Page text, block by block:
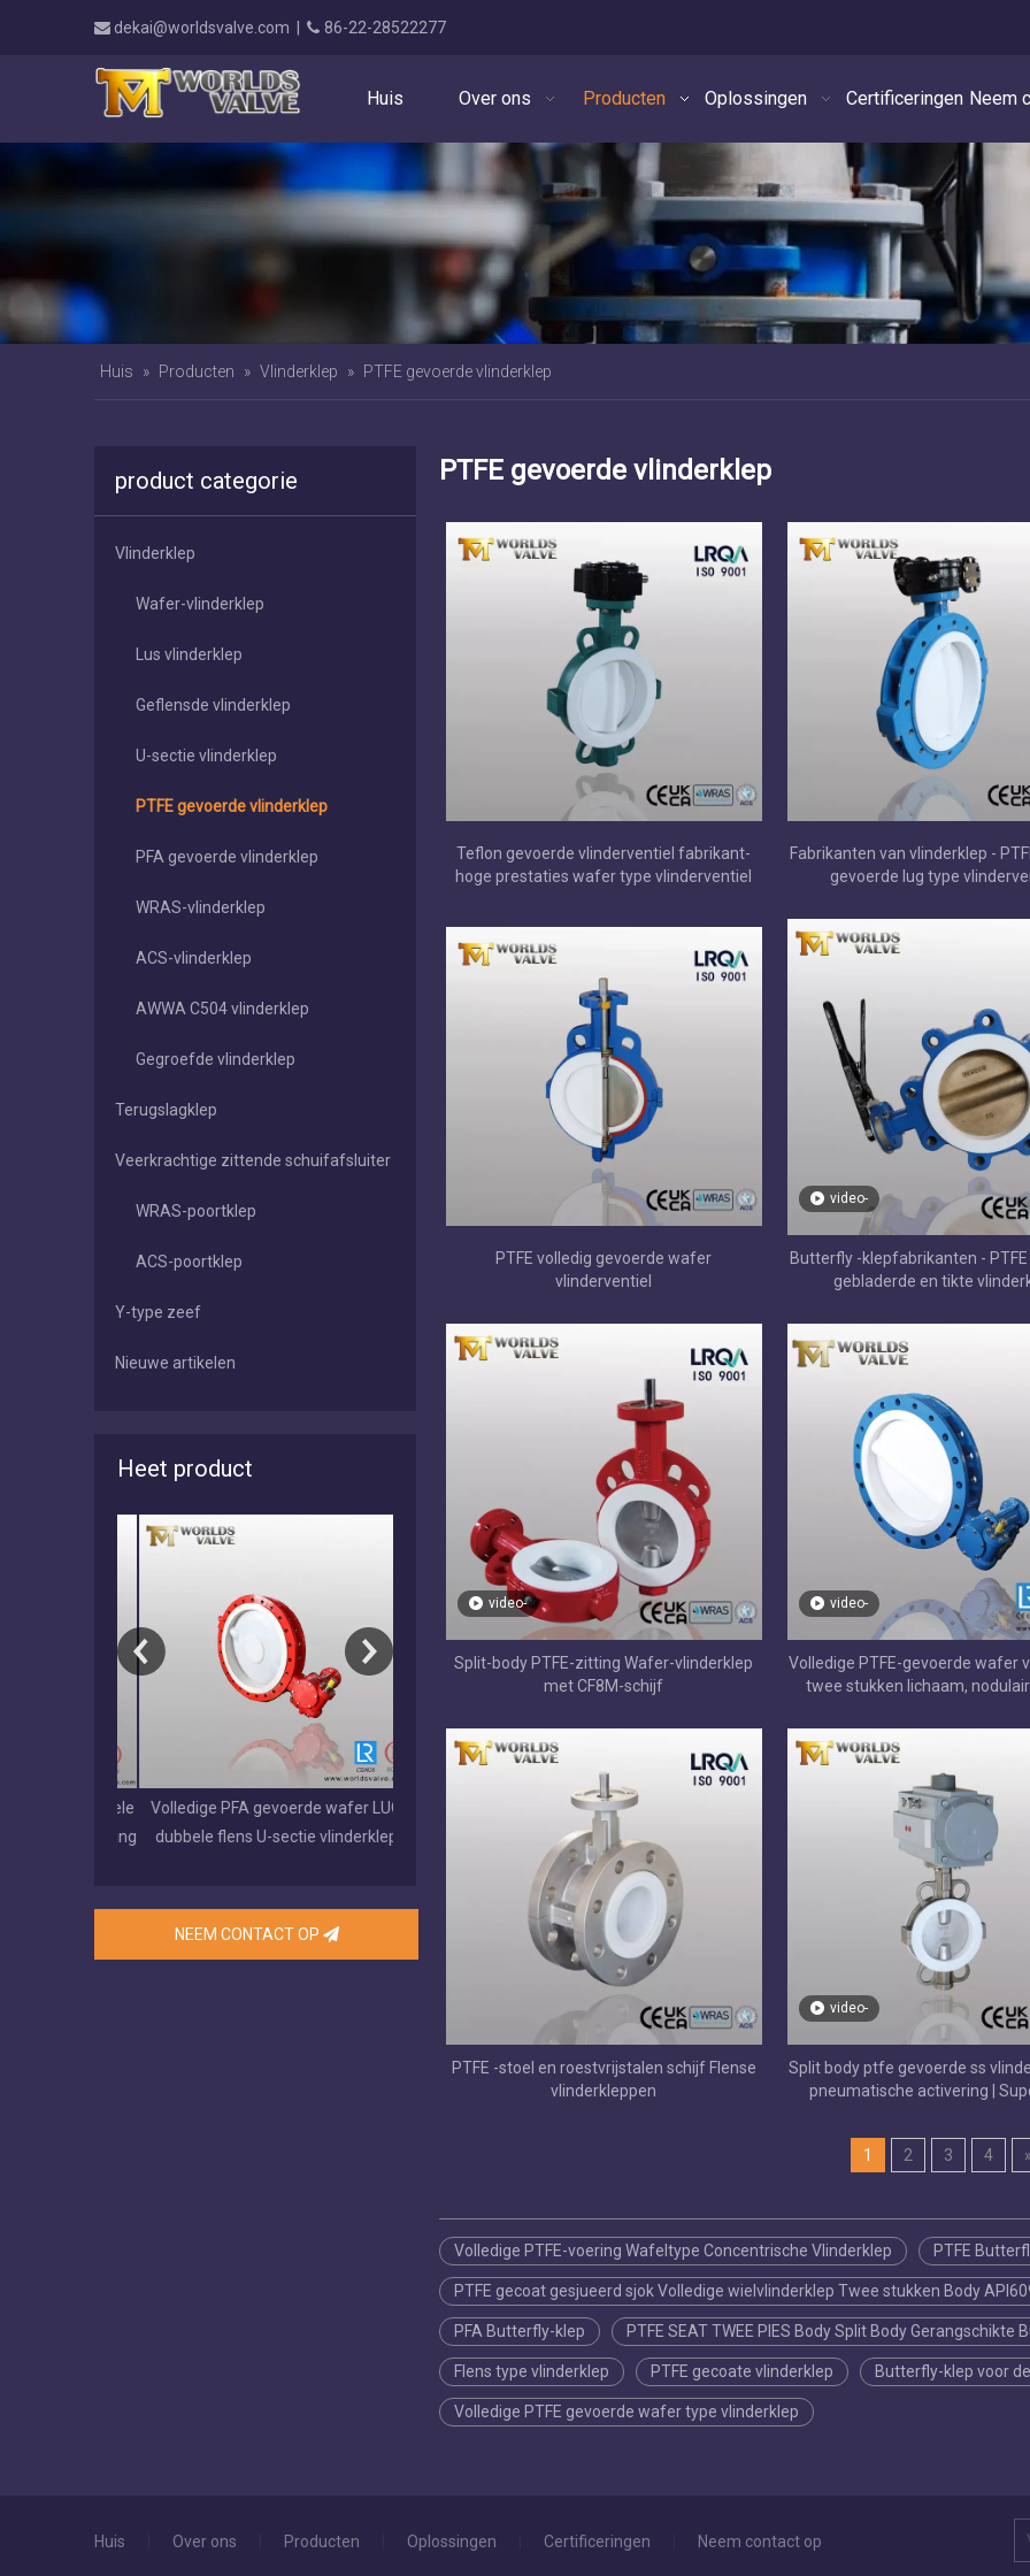
 dekai@worldsvalve.com  86-22-28522277
Huis Over ons Producten Oplossingen Certificeringen Neem
Huis » Producten » Vlinderklep » PTFE gevoerde vlinderklep
product categorie
Vlinderklep
Wafer-vlinderklep
Lus vlinderklep
Geflensde vlinderklep
U-sectie vlinderklep
PTFE gevoerde vlinderklep
PFA gevoerde vlinderklep
WRAS-vlinderklep
ACS-vlinderklep
AWWA C504 vlinderklep
Gegroefde vlinderklep
Terugslagklep
Veerkrachtige zittende schuifafsluiter
WRAS-poortklep
ACS-poortklep
Y-type zeef
Nieuwe artikelen
Heet product
Volledige PFA gevoerde wafer LUG
dubbele flens U-sectie vlinderklep
EPDM/NBR/VITON /BUNA gecoate
schijf gegroefde vlinderklep
NEEM CONTACT OP
PTFE gevoerde vlinderklep
Teflon gevoerde vlinderventiel fabrikant-
hoge prestaties wafer type vlinderventiel
Fabrikanten van vlinderklep -
gevoerde lug type
PTFE volledig gevoerde wafer
vlinderventiel
video-
Butterfly -klepfabrikanten -
gebladerde en tikte
video-
Split-body PTFE-zitting Wafer-vlinderklep
met CF8M-schijf
video-
Volledige PTFE-gevoerde wafer
twee stukken lichaam,
prestaties DN350-
PTFE -stoel en roestvrijstalen schijf Flense
vlinderkleppen
video-
Split body ptfe gevoerde ss
pneumatische activering |
onderhoudsefficiëntie
1 2 3 4 »
Volledige PTFE-voering Wafeltype Concentrische Vlinderklep PTFE
PTFE gecoat gesjueerd sjok Volledige wielvlinderklep Twee stukken Body
PFA Butterfly-klep PTFE SEAT TWEE PIES Body Split Body Gerangschikte
Flens type vlinderklep PTFE gecoate vlinderklep Butterfly-klep voor
Volledige PTFE gevoerde wafer type vlinderklep
Huis Over ons Producten Oplossingen Certificeringen Neem contact op